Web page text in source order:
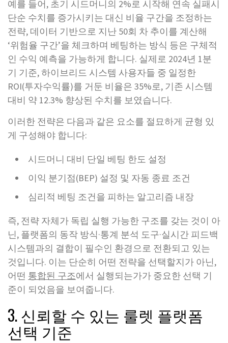
예를 들어, 초기 시드머니의 2%로 시작해 연속 실패시
단순 수치를 증가시키는 대신 비율 구간을 조정하는
전략, 데이터 기반으로 지난 50회 차 추이를 계산해
‘위험율 구간’을 체크하며 베팅하는 방식 등은 구체적
인 수익 예측을 가능하게 합니다. 실제로 2024년 1분
기 기준, 하이브리드 시스템 사용자들 중 일정한
ROI(투자수익률)를 거둔 비율은 35%로, 기존 시스템
대비 약 12.3% 향상된 수치를 보였습니다.
이러한 전략은 다음과 같은 요소를 절묘하게 균형 있
게 구성해야 합니다:
시드머니 대비 단일 베팅 한도 설정
이익 분기점(BEP) 설정 및 자동 종료 조건
심리적 베팅 조건을 피하는 알고리즘 내장
즉, 전략 자체가 독립 실행 가능한 구조를 갖는 것이 아
닌, 플랫폼의 동작 방식·통계 분석 도구·실시간 피드백
시스템과의 결합이 필수인 환경으로 전환되고 있는
것입니다. 이는 단순히 어떤 전략을 선택할지가 아닌,
어떤 통합된 구조에서 실행되는가가 중요한 선택 기
준이 되었음을 보여줍니다.
3. 신뢰할 수 있는 룰렛 플랫폼
선택 기준